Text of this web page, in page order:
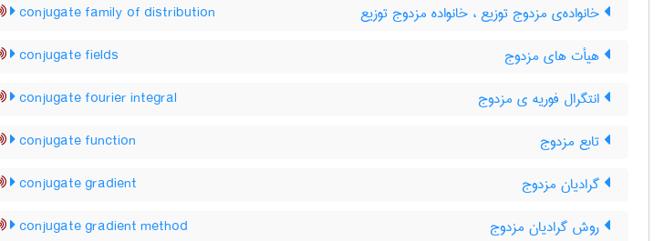
خانواده‌ی مزدوج توزیع ، خانواده مزدوج توزیع conjugate family of distribution
هیأت های مزدوج conjugate fields
انتگرال فوریه ی مزدوج conjugate fourier integral
تابع مزدوج conjugate function
گرادیان مزدوج conjugate gradient
روش گرادیان مزدوج conjugate gradient method